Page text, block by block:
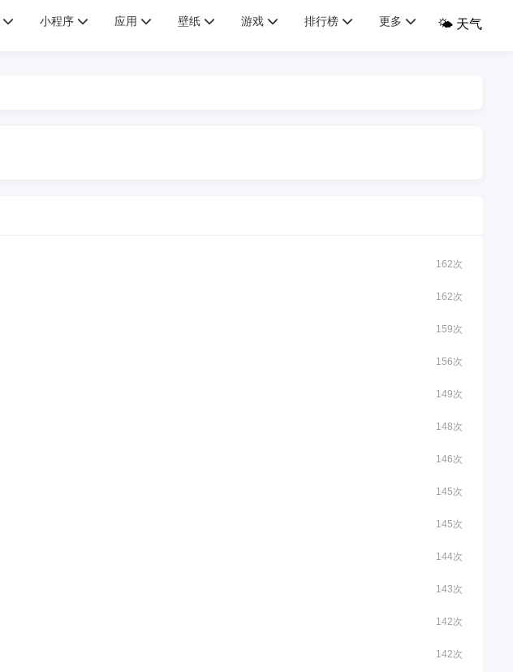
小程序 应用 壁纸 游戏 排行榜 更多 🌤️ 天气
162次
162次
159次
156次
149次
148次
146次
145次
145次
144次
143次
142次
142次